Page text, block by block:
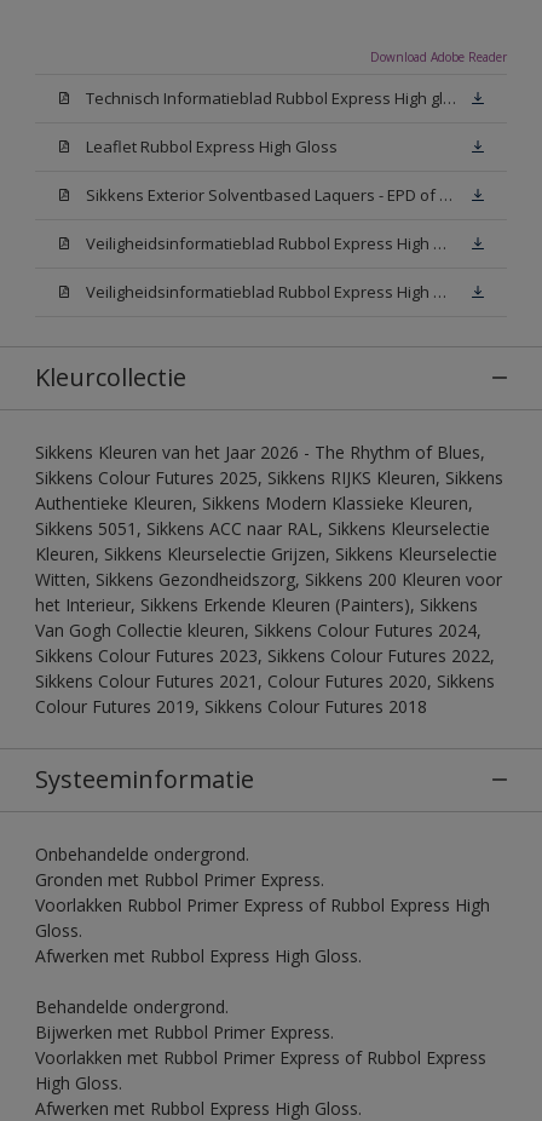
Download Adobe Reader
Technisch Informatieblad Rubbol Express High gloss (New Livery) (PDF)
Leaflet Rubbol Express High Gloss
Sikkens Exterior Solventbased Laquers - EPD of Milieuproductverklaring
Veiligheidsinformatieblad Rubbol Express High Gloss W05 (MSDS)
Veiligheidsinformatieblad Rubbol Express High Gloss N00 (MSDS)
Kleurcollectie
Sikkens Kleuren van het Jaar 2026 - The Rhythm of Blues,
Sikkens Colour Futures 2025, Sikkens RIJKS Kleuren, Sikkens
Authentieke Kleuren, Sikkens Modern Klassieke Kleuren,
Sikkens 5051, Sikkens ACC naar RAL, Sikkens Kleurselectie
Kleuren, Sikkens Kleurselectie Grijzen, Sikkens Kleurselectie
Witten, Sikkens Gezondheidszorg, Sikkens 200 Kleuren voor
het Interieur, Sikkens Erkende Kleuren (Painters), Sikkens
Van Gogh Collectie kleuren, Sikkens Colour Futures 2024,
Sikkens Colour Futures 2023, Sikkens Colour Futures 2022,
Sikkens Colour Futures 2021, Colour Futures 2020, Sikkens
Colour Futures 2019, Sikkens Colour Futures 2018
Systeeminformatie
Onbehandelde ondergrond.
Gronden met Rubbol Primer Express.
Voorlakken Rubbol Primer Express of Rubbol Express High
Gloss.
Afwerken met Rubbol Express High Gloss.
Behandelde ondergrond.
Bijwerken met Rubbol Primer Express.
Voorlakken met Rubbol Primer Express of Rubbol Express
High Gloss.
Afwerken met Rubbol Express High Gloss.